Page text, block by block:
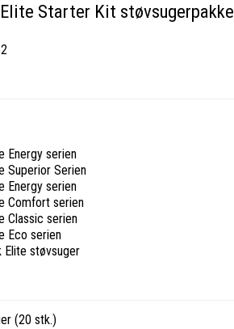
Starter Kit støvsugerpakke
Energy serien
Superior Serien
Energy serien
Comfort serien
Classic serien
Eco serien
Elite støvsuger
(20 stk.)